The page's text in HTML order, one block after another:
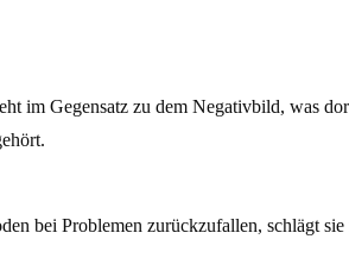
im Gegensatz zu dem Negativbild, was
bei Problemen zurückzufallen, schlägt